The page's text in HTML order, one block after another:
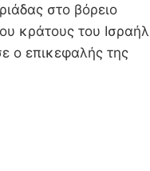
στο βόρειο
κράτους του Ισραήλ
ο επικεφαλής της